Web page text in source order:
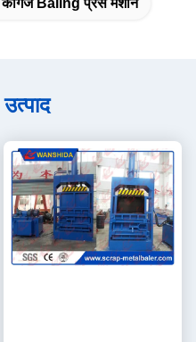
कागज Baling प्रेस मशीन